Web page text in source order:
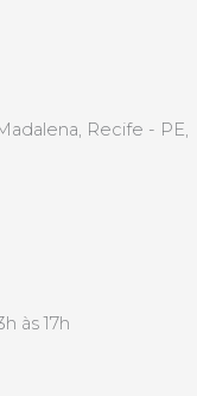
Recife - PE,
às 17h